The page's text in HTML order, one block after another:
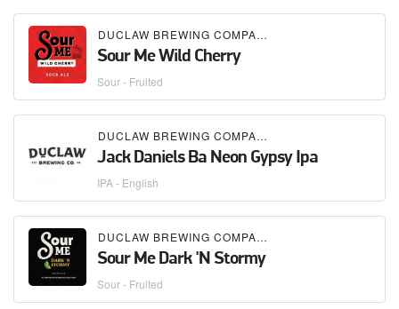
DUCLAW BREWING COMPANY
Sour Me Wild Cherry
Sour - Fruited
DUCLAW BREWING COMPANY
Jack Daniels Ba Neon Gypsy Ipa
IPA - English
DUCLAW BREWING COMPANY
Sour Me Dark 'N Stormy
Sour - Fruited